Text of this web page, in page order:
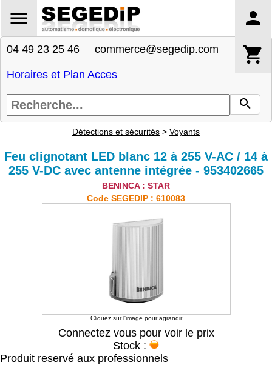
04 49 23 25 46 commerce@segedip.com
Horaires et Plan Acces
Détections et sécurités > Voyants
Feu clignotant LED blanc 12 à 255 V-AC / 14 à
255 V-DC avec antenne intégrée - 953402665
BENINCA : STAR
Code SEGEDIP : 610083
Cliquez sur l'image pour agrandir
Connectez vous pour voir le prix
Stock :
Produit reservé aux professionnels